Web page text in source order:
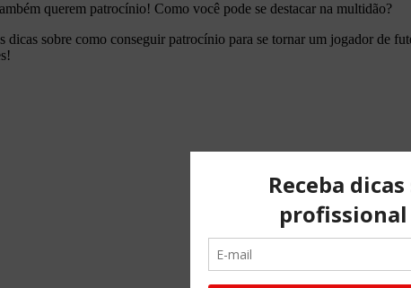
querem patrocínio! Como você pode se destacar na multidão?
dicas sobre como conseguir patrocínio para se tornar um jogador